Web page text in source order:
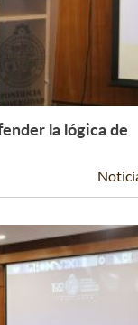
Leer Más +
la lógica de